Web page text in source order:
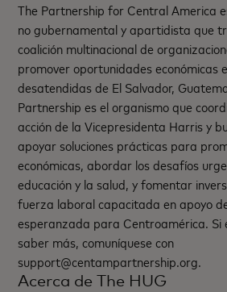
The Partnership for Central America
no gubernamental y apartidista que
coalición multinacional de
promover oportunidades económicas
desatendidas de El Salvador,
Partnership es el organismo que
acción de la Vicepresidenta Harris y
apoyar soluciones prácticas para
económicas, abordar los desafíos
educación y la salud, y fomentar
fuerza laboral capacitada en apoyo
esperanzada para Centroamérica. Si
saber más, comuníquese con
support@centampartnership.org.
Acerca de The HUG